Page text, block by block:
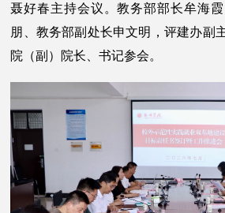
聂好春主持会议。教务部部长牟海
朋、教务部副处长申文明，评建办副
院（副）院长、书记参会。